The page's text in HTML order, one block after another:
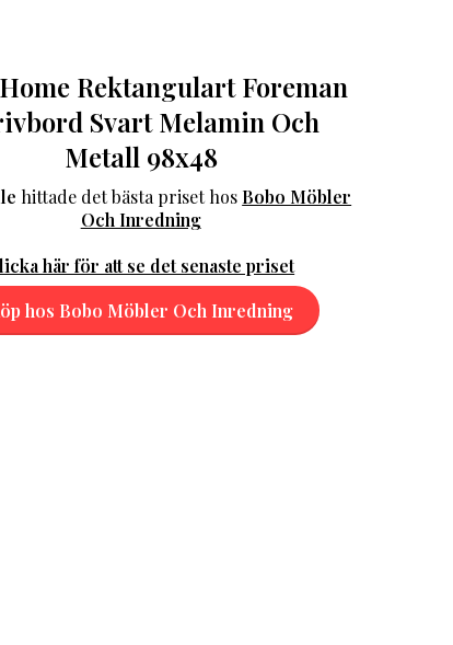
Rektangulart Foreman
Svart Melamin Och
Metall 98x48
hittade det bästa priset hos Bobo Möbler
Och Inredning
här för att se det senaste priset
hos Bobo Möbler Och Inredning